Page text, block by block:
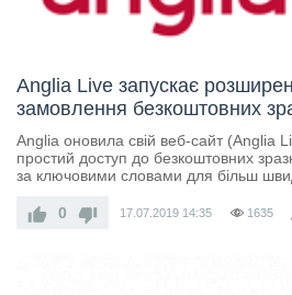
Anglia Live запускає
замовлення безкоштовних
Anglia оновила свій веб-сайт (Anglia
простий доступ до безкоштовних
за ключовими словами для більш
0 17.07.2019 14:35 1635